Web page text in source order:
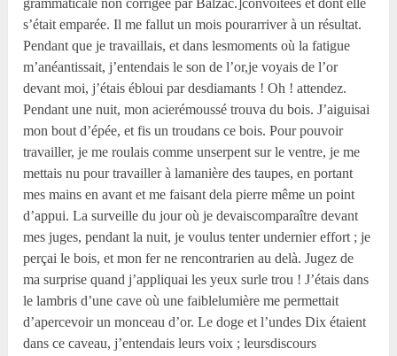
grammaticale non corrigée par Balzac.]convoitées et dont elle
s’était emparée. Il me fallut un mois pourarriver à un résultat.
Pendant que je travaillais, et dans lesmoments où la fatigue
m’anéantissait, j’entendais le son de l’or,je voyais de l’or
devant moi, j’étais ébloui par desdiamants ! Oh ! attendez.
Pendant une nuit, mon acierémoussé trouva du bois. J’aiguisai
mon bout d’épée, et fis un troudans ce bois. Pour pouvoir
travailler, je me roulais comme unserpent sur le ventre, je me
mettais nu pour travailler à lamanière des taupes, en portant
mes mains en avant et me faisant dela pierre même un point
d’appui. La surveille du jour où je devaiscomparaître devant
mes juges, pendant la nuit, je voulus tenter undernier effort ; je
perçai le bois, et mon fer ne rencontrarien au delà. Jugez de
ma surprise quand j’appliquai les yeux surle trou ! J’étais dans
le lambris d’une cave où une faiblelumière me permettait
d’apercevoir un monceau d’or. Le doge et l’undes Dix étaient
dans ce caveau, j’entendais leurs voix ; leursdiscours